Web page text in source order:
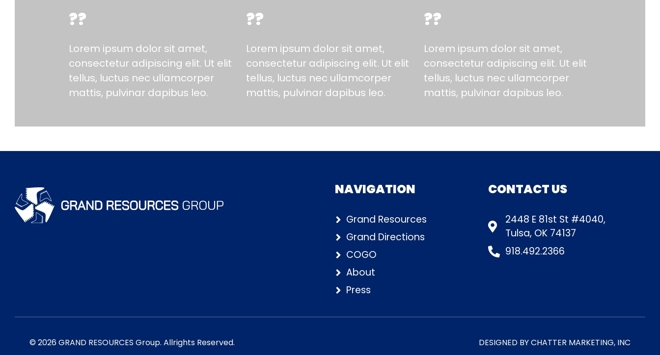
??
Lorem ipsum dolor sit amet,
consectetur adipiscing elit. Ut elit
tellus, luctus nec ullamcorper
mattis, pulvinar dapibus leo.
??
Lorem ipsum dolor sit amet,
consectetur adipiscing elit. Ut elit
tellus, luctus nec ullamcorper
mattis, pulvinar dapibus leo.
??
Lorem ipsum dolor sit amet,
consectetur adipiscing elit. Ut elit
tellus, luctus nec ullamcorper
mattis, pulvinar dapibus leo.
NAVIGATION
Grand Resources
Grand Directions
COGO
About
Press
CONTACT US
2448 E 81st St #4040,
Tulsa, OK 74137
918.492.2366
© 2026 GRAND RESOURCES Group. Allrights Reserved. DESIGNED BYCHATTER MARKETING, INC